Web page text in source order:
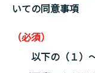
いての同意事項
（必須）
以下の（１）